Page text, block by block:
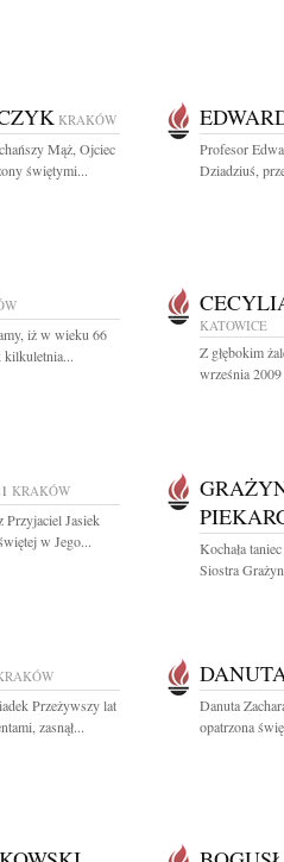
KRAKÓW
Mąż, Ojciec
świętymi...
Profesor
Dziadziuś,
iż w wieku 66
kilkuletnia...
KATOWICE
Z głębokim
września
KRAKÓW
Przyjaciel Jasiek
w Jego...
Kochała
Siostra
Przeżywszy lat
zasnął...
Danuta
opatrzona